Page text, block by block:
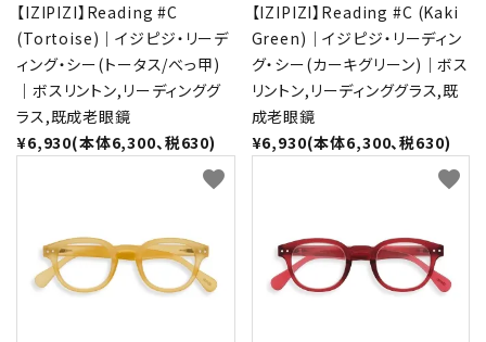
【IZIPIZI】Reading #C
(Tortoise)｜イジピジ・リーデ
ィング・シー(トータス/べっ甲)
｜ボスリントン,リーディンググ
ラス,既成老眼鏡
¥6,930(本体6,300、税630)
【IZIPIZI】Reading #C (Kaki
Green)｜イジピジ・リーディン
グ・シー(カーキグリーン)｜ボス
リントン,リーディンググラス,既
成老眼鏡
¥6,930(本体6,300、税630)
favorite favorite